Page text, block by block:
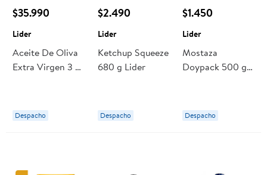
$35.990
Lider
Aceite De Oliva
Extra Virgen 3 L
Despacho
$2.490
Lider
Ketchup Squeeze
680 g Lider
Despacho
$1.450
Lider
Mostaza
Doypack 500 g
Despacho